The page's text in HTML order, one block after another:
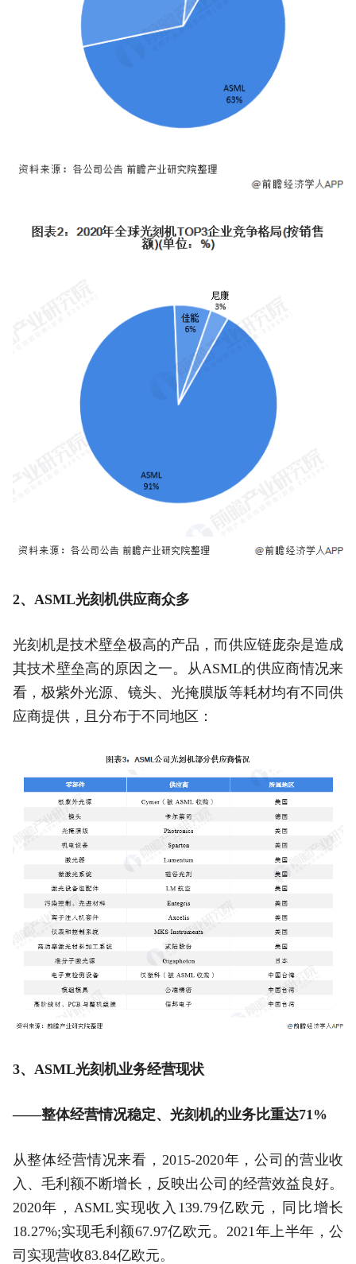
2、ASML光刻机供应商众多
光刻机是技术壁垒极高的产品，而供应链庞杂是造成
其技术壁垒高的原因之一。从ASML的供应商情况来
看，极紫外光源、镜头、光掩膜版等耗材均有不同供
应商提供，且分布于不同地区：
3、ASML光刻机业务经营现状
——整体经营情况稳定、光刻机的业务比重达71%
从整体经营情况来看，2015-2020年，公司的营业收
入、毛利额不断增长，反映出公司的经营效益良好。
2020年，ASML实现收入139.79亿欧元，同比增长
18.27%;实现毛利额67.97亿欧元。2021年上半年，公
司实现营收83.84亿欧元。